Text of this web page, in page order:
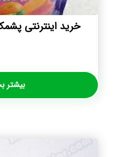
خرید اینترنتی
بیشتر